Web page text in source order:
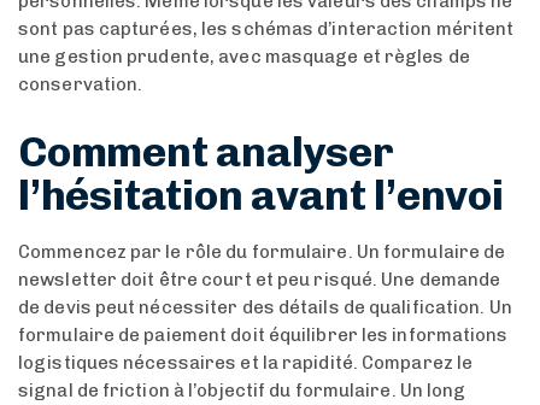
sont pas capturées, les schémas d’interaction méritent
une gestion prudente, avec masquage et règles de
conservation.
Comment analyser
l’hésitation avant l’envoi
Commencez par le rôle du formulaire. Un formulaire de
newsletter doit être court et peu risqué. Une demande
de devis peut nécessiter des détails de qualification. Un
formulaire de paiement doit équilibrer les informations
logistiques nécessaires et la rapidité. Comparez le
signal de friction à l’objectif du formulaire. Un long